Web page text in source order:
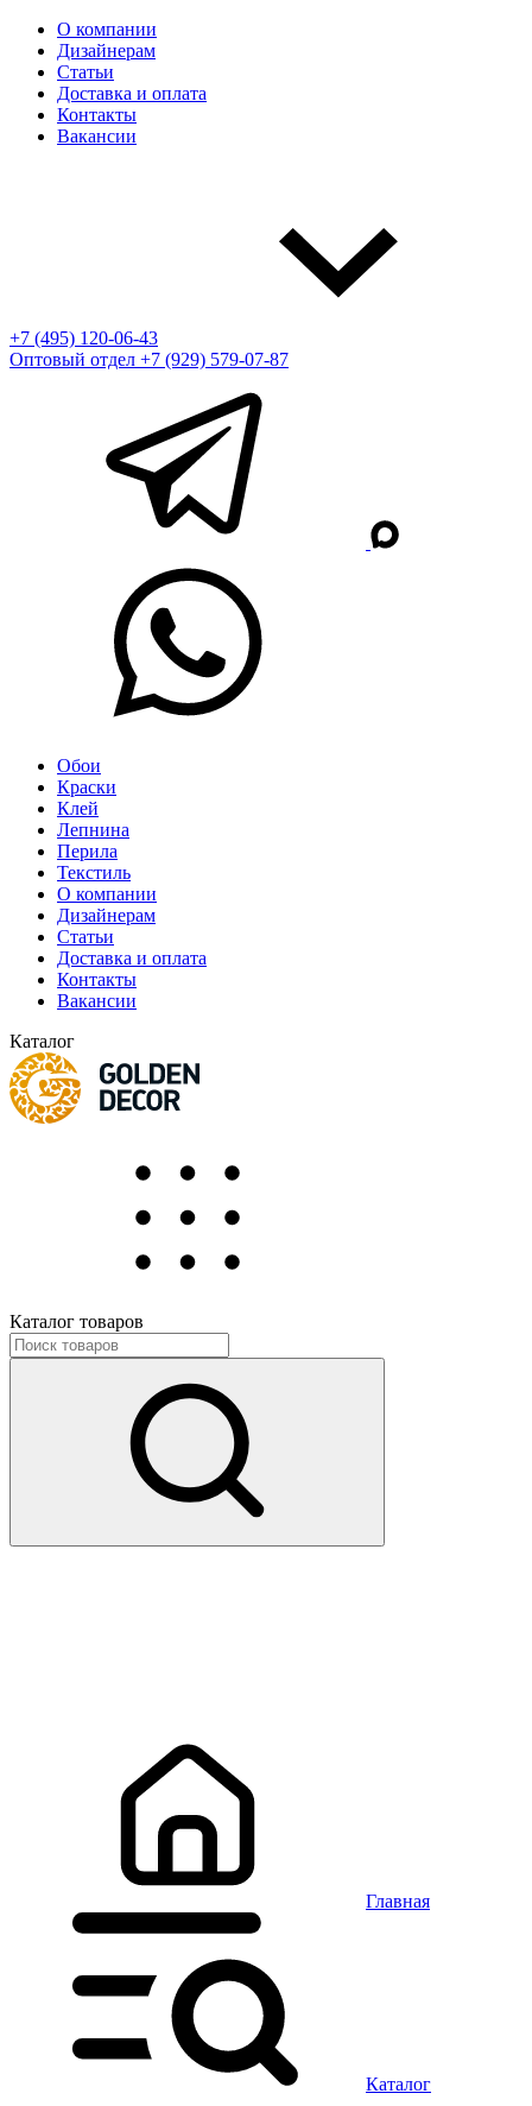
О компании
Дизайнерам
Статьи
Доставка и оплата
Контакты
Вакансии
+7 (495) 120-06-43
Оптовый отдел +7 (929) 579-07-87
Обои
Краски
Клей
Лепнина
Перила
Текстиль
О компании
Дизайнерам
Статьи
Доставка и оплата
Контакты
Вакансии
Каталог
Каталог товаров
Главная
Каталог